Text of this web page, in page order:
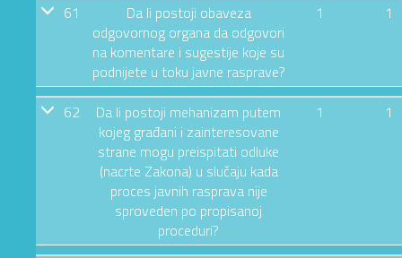
61
Da li postoji obaveza
odgovornog organa da odgovori
na komentare i sugestije koje su
podnijete u toku javne rasprave?
1 1
62
Da li postoji mehanizam putem
kojeg građani i zainteresovane
strane mogu preispitati odluke
(nacrte Zakona) u slučaju kada
proces javnih rasprava nije
sproveden po propisanoj
proceduri?
1 1